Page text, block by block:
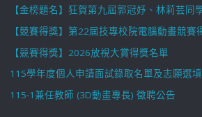
【金榜題名】狂賀第九屆郭冠妤、林莉芸同
【競賽得獎】第22屆技專校院電腦動畫競賽
【競賽得獎】2026放視大賞得獎名單
115學年度個人申請面試錄取名單及志願選
115-1兼任教師 (3D動畫專長) 徵聘公告